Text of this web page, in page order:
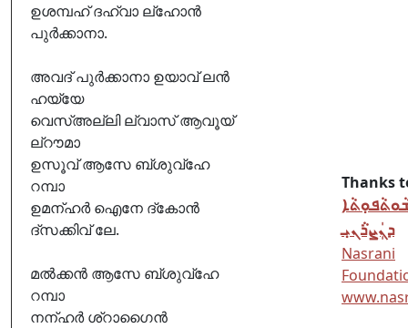
ഉശമ്പഹ് ദഹ്വാ ല്ഹോൻ
പുർക്കാനാ.
അവദ് പുർക്കാനാ ഉയാവ് ലൻ
ഹയ്യേ
വെസ്അല്ലി ല്വാസ് ആവൂയ്
ല്റൗമാ
ഉസൂവ് ആസേ ബ്ശുവ്ഹേ
റമ്പാ
ഉമന്ഹർ ഐനേ ദ്കോൻ
ദ്സക്കിവ് ലേ.
മൽക്കൻ ആസേ ബ്ശുവ്ഹേ
റമ്പാ
നന്ഹർ ശ്റാഗൈൻ
Thanks
ܕܢܲܨܪܵܢܝܼ
Nasrani